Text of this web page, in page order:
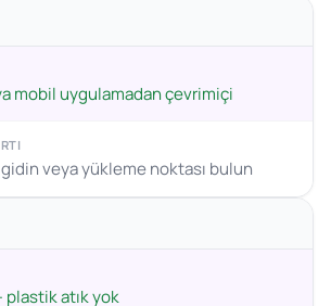
mobil uygulamadan çevrimiçi
veya yükleme noktası bulun
atık yok